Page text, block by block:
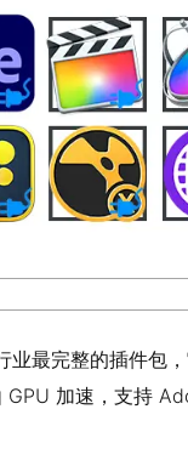
业最完整的插件包
加速，支持